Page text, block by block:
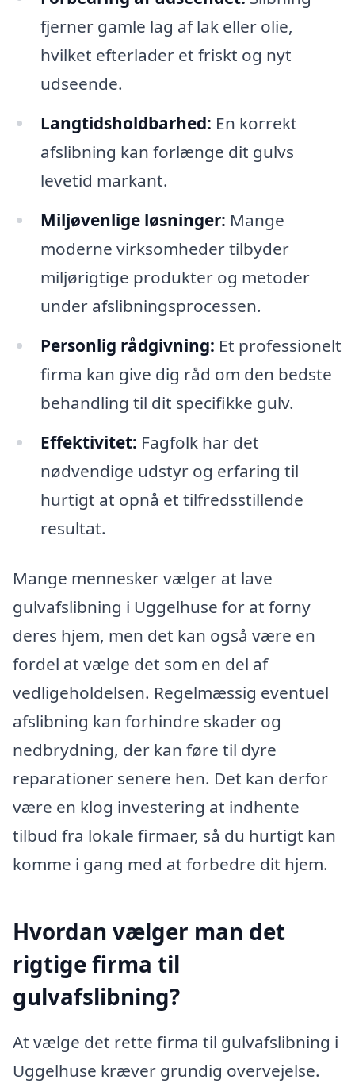
fjerner gamle lag af lak eller olie,
hvilket efterlader et friskt og nyt
udseende.
Langtidsholdbarhed: En korrekt
afslibning kan forlænge dit gulvs
levetid markant.
Miljøvenlige løsninger: Mange
moderne virksomheder tilbyder
miljørigtige produkter og metoder
under afslibningsprocessen.
Personlig rådgivning: Et professionelt
firma kan give dig råd om den bedste
behandling til dit specifikke gulv.
Effektivitet: Fagfolk har det
nødvendige udstyr og erfaring til
hurtigt at opnå et tilfredsstillende
resultat.
Mange mennesker vælger at lave
gulvafslibning i Uggelhuse for at forny
deres hjem, men det kan også være en
fordel at vælge det som en del af
vedligeholdelsen. Regelmæssig eventuel
afslibning kan forhindre skader og
nedbrydning, der kan føre til dyre
reparationer senere hen. Det kan derfor
være en klog investering at indhente
tilbud fra lokale firmaer, så du hurtigt kan
komme i gang med at forbedre dit hjem.
Hvordan vælger man det
rigtige firma til
gulvafslibning?
At vælge det rette firma til gulvafslibning i
Uggelhuse kræver grundig overvejelse.